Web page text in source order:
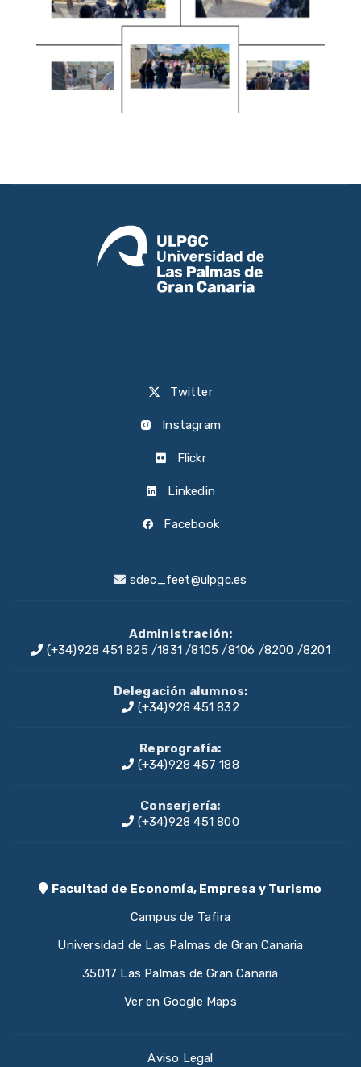
Twitter
Instagram
Flickr
Linkedin
Facebook
sdec_feet@ulpgc.es
Administración:
(+34)928 451 825 /1831/8105 /8106 /8200 /8201
Delegación alumnos:
(+34)928 451 832
Reprografía:
(+34)928 457 188
Conserjería:
(+34)928 451 800
Facultad de Economía, Empresa y Turismo
Campus de Tafira
Universidad de Las Palmas de Gran Canaria
35017 Las Palmas de Gran Canaria
Ver en Google Maps
Aviso Legal